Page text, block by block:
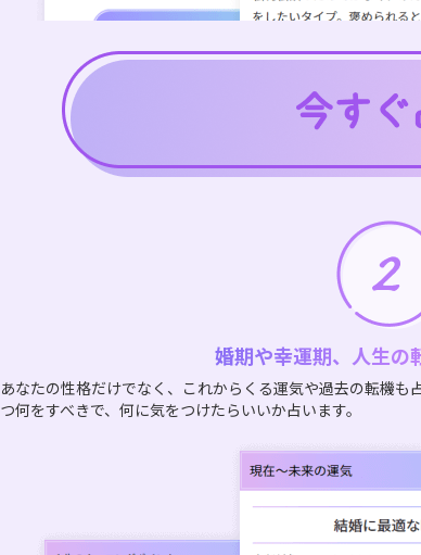
婚期や幸運期、人生の
あなたの性格だけでなく、これからくる運気や過去の転機
つ何をすべきで、何に気をつけたらいいか占います。